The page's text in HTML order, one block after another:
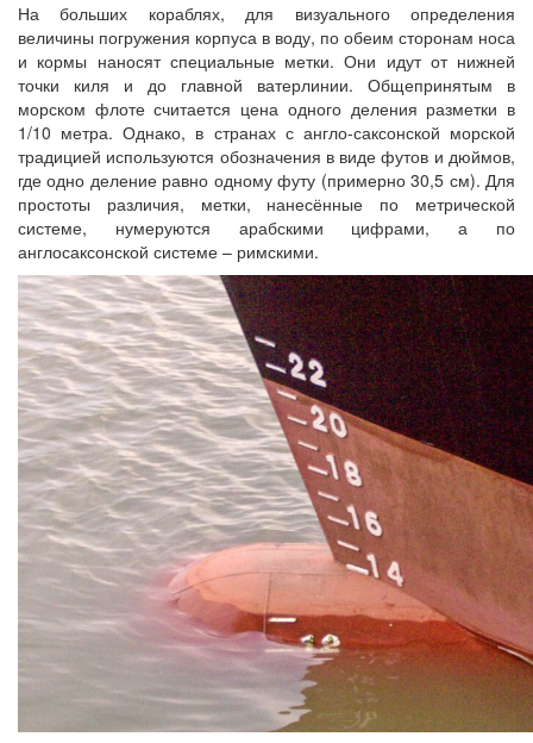
На больших кораблях, для визуального определения
величины погружения корпуса в воду, по обеим сторонам носа
и кормы наносят специальные метки. Они идут от нижней
точки киля и до главной ватерлинии. Общепринятым в
морском флоте считается цена одного деления разметки в
1/10 метра. Однако, в странах с англо-саксонской морской
традицией используются обозначения в виде футов и дюймов,
где одно деление равно одному футу (примерно 30,5 см). Для
простоты различия, метки, нанесённые по метрической
системе, нумеруются арабскими цифрами, а по
англосаксонской системе – римскими.